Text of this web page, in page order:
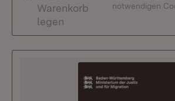
Warenkorb
legen
notwendigen